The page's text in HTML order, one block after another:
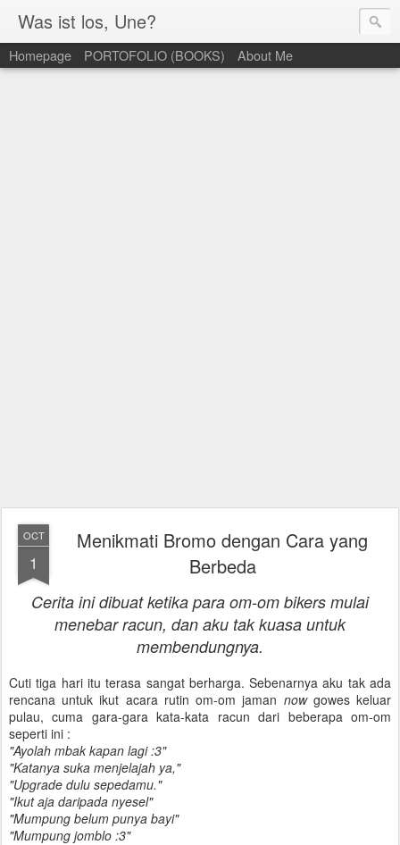
Was ist los, Une?
Homepage PORTOFOLIO (BOOKS) About Me
OCT
1
Menikmati Bromo dengan Cara yang
Berbeda
Cerita ini dibuat ketika para om-om bikers mulai
menebar racun, dan aku tak kuasa untuk
membendungnya.
Cuti tiga hari itu terasa sangat berharga. Sebenarnya aku tak ada
rencana untuk ikut acara rutin om-om jaman nowgowes keluar
pulau, cuma gara-gara kata-kata racun dari beberapa om-om
seperti ini :
"Ayolah mbak kapan lagi :3"
"Katanya suka menjelajah ya,"
"Upgrade dulu sepedamu."
"Ikut aja daripada nyesel"
"Mumpung belum punya bayi"
"Mumpung jomblo :3"